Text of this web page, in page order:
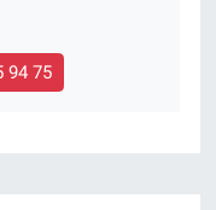
94 75